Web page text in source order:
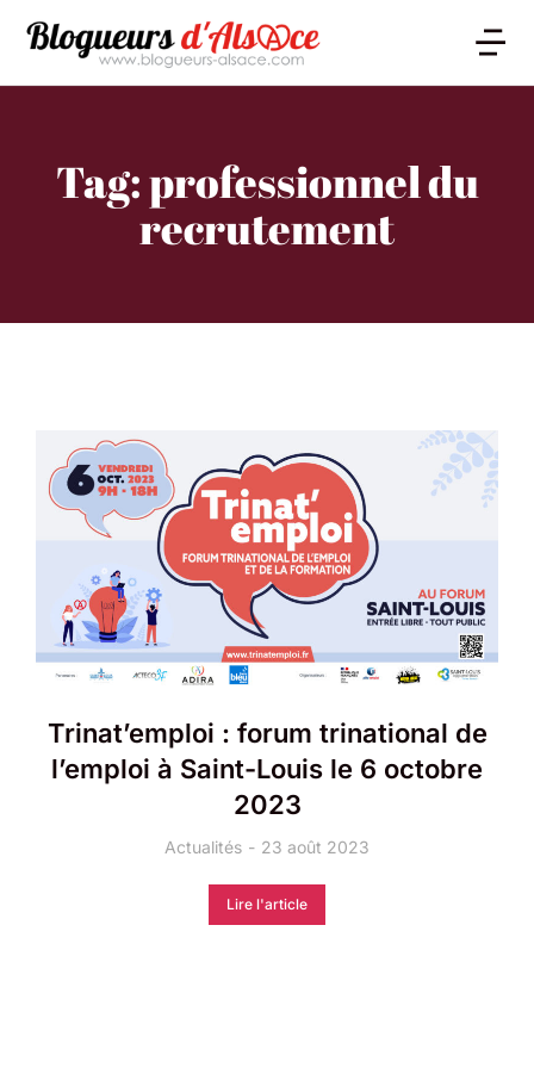
Tag: professionnel du
recrutement
Trinat’emploi : forum trinational de
l’emploi à Saint-Louis le 6 octobre
2023
Actualités 23 août 2023
Lire l'article